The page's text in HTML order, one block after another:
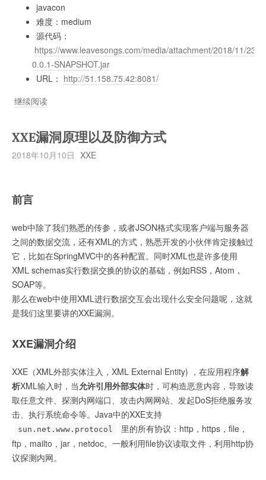
入
漏
洞
javacon
难度：medium
源代码：
https://www.leavesongs.com/media/attachment/2018/11/23/
0.0.1-SNAPSHOT.jar
URL： http://51.158.75.42:8081/
继续阅读Code-
Puzzles
—
javacon
XXE漏洞原理以及防御方式
2018年10月10日 XXE
前言
web中除了我们熟悉的传参，或者JSON格式实现客户端与服务器
之间的数据交流，还有XML的方式，熟悉开发的小伙伴肯定接触过
它，比如在SpringMVC中的各种配置。同时XML也是许多使用
XML schemas实行数据交换的协议的基础，例如RSS，Atom，
SOAP等。
那么在web中使用XML进行数据交互会出现什么安全问题呢，这就
是我们这里要讲的XXE漏洞。
XXE漏洞介绍
XXE（XML外部实体注入，XML External Entity) ，在应用程序解
析XML输入时，当允许引用外部实体时，可构造恶意内容，导致读
取任意文件、探测内网端口、攻击内网网站、发起DoS拒绝服务攻
击、执行系统命令等。Java中的XXE支持
sun.net.www.protocol
里的所有协议：http，https，file，
ftp，mailto，jar，netdoc。一般利用file协议读取文件，利用http协
议探测内网。